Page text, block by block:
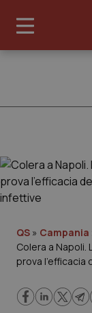
Cronache
Governo e
Regioni e Asl
Lavoro e
QS » Campania
Colera a
prova